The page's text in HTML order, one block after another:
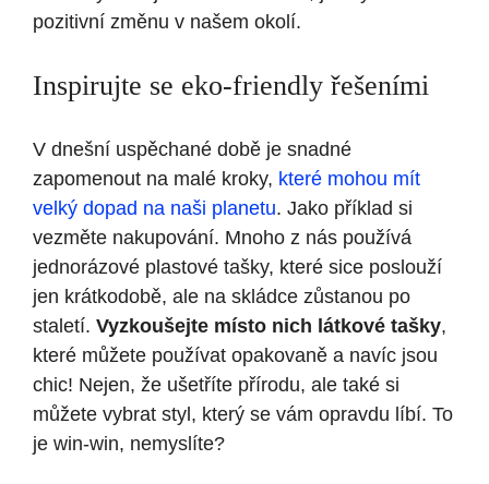
pozitivní změnu v našem okolí.
Inspirujte se eko-friendly řešeními
V dnešní uspěchané době je snadné
zapomenout na malé kroky, které mohou mít
velký dopad na naši planetu. Jako příklad si
vezměte nakupování. Mnoho z nás používá
jednorázové plastové tašky, které sice poslouží
jen krátkodobě, ale na skládce zůstanou po
staletí. Vyzkoušejte místo nich látkové tašky,
které můžete používat opakovaně a navíc jsou
chic! Nejen, že ušetříte přírodu, ale také si
můžete vybrat styl, který se vám opravdu líbí. To
je win-win, nemyslíte?